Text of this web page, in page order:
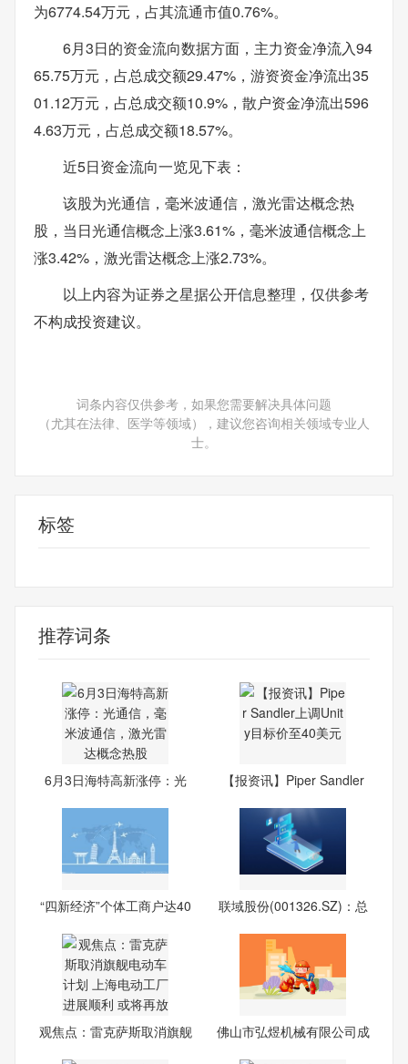
为6774.54万元，占其流通市值0.76%。
6月3日的资金流向数据方面，主力资金净流入94
65.75万元，占总成交额29.47%，游资资金净流出35
01.12万元，占总成交额10.9%，散户资金净流出596
4.63万元，占总成交额18.57%。
近5日资金流向一览见下表：
该股为光通信，毫米波通信，激光雷达概念热
股，当日光通信概念上涨3.61%，毫米波通信概念上
涨3.42%，激光雷达概念上涨2.73%。
以上内容为证券之星据公开信息整理，仅供参考
不构成投资建议。
词条内容仅供参考，如果您需要解决具体问题
（尤其在法律、医学等领域），建议您咨询相关领域专业人
士。
标签
推荐词条
6月3日海特高新涨停：光
【报资讯】Piper Sandler
“四新经济”个体工商户达40
联域股份(001326.SZ)：总
观焦点：雷克萨斯取消旗舰
佛山市弘煜机械有限公司成